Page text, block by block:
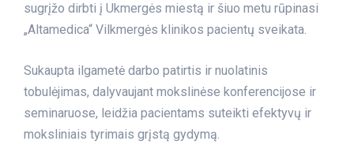
sugrįžo dirbti į Ukmergės miestą ir šiuo metu rūpinasi
„Altamedica“ Vilkmergės klinikos pacientų sveikata.
Sukaupta ilgametė darbo patirtis ir nuolatinis
tobulėjimas, dalyvaujant mokslinėse konferencijose ir
seminaruose, leidžia pacientams suteikti efektyvų ir
moksliniais tyrimais grįstą gydymą.